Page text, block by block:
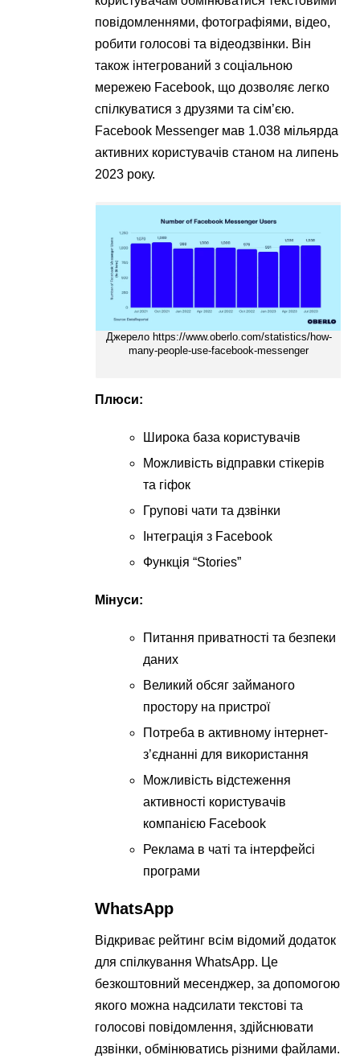
повідомленнями, фотографіями, відео,
робити голосові та відеодзвінки. Він
також інтегрований з соціальною
мережею Facebook, що дозволяє легко
спілкуватися з друзями та сім’єю.
Facebook Messenger мав 1.038 мільярда
активних користувачів станом на липень
2023 року​.
Джерело https://www.oberlo.com/statistics/how-
many-people-use-facebook-messenger
Плюси:
Широка база користувачів
Можливість відправки стікерів
та гіфок
Групові чати та дзвінки
Інтеграція з Facebook
Функція “Stories”
Мінуси:
Питання приватності та безпеки
даних
Великий обсяг займаного
простору на пристрої
Потреба в активному інтернет-
з’єднанні для використання
Можливість відстеження
активності користувачів
компанією Facebook
Реклама в чаті та інтерфейсі
програми
WhatsApp
Відкриває рейтинг всім відомий додаток
для спілкування WhatsApp. Це
безкоштовний месенджер, за допомогою
якого можна надсилати текстові та
голосові повідомлення, здійснювати
дзвінки, обмінюватись різними файлами.